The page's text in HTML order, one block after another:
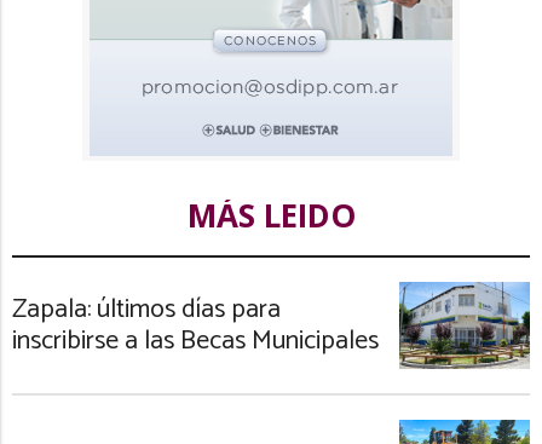
MÁS LEIDO
Zapala: últimos días para
inscribirse a las Becas Municipales